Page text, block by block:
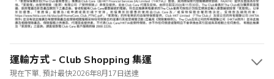
運輸方式 - Club Shopping 集運
現在下單, 預計最快2026年8月17日送達